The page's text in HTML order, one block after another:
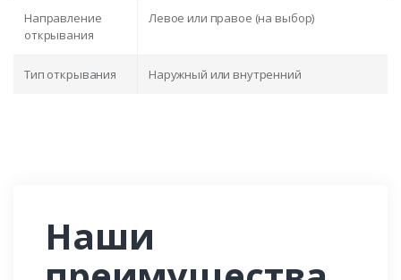
Направление
открывания
Левое или правое (на выбор)
Тип открывания Наружный или внутренний
Наши